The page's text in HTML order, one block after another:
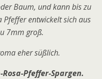
Baum, und kann bis zu
Pfeffer entwickelt sich aus
7mm groß.
eher süßlich.
Pfeffer-Spargen.